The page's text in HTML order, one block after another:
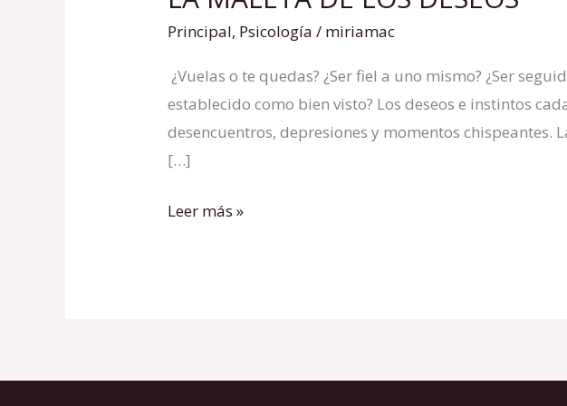
Principal, Psicología / miriamac
¿Vuelas o te quedas? ¿Ser fiel a uno mismo? ¿Ser
establecido como bien visto? Los deseos e instintos
desencuentros, depresiones y momentos chispeantes.
[…]
MALETA
LOS
DESEOS
Leer más »